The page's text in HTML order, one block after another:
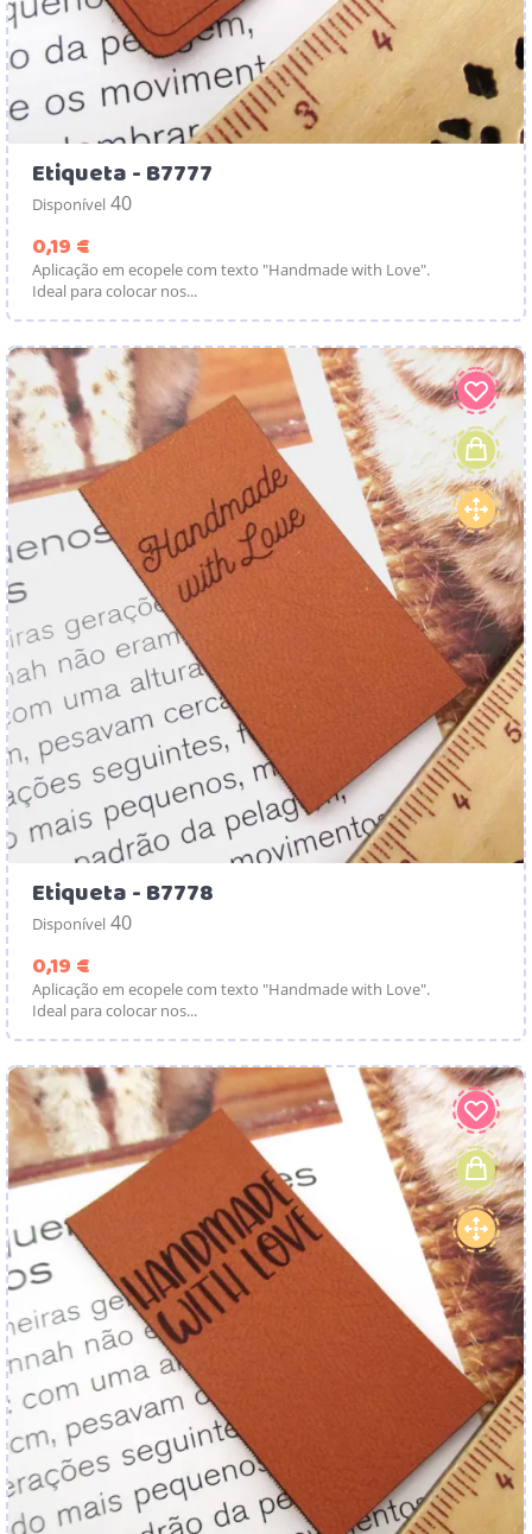
Etiqueta - B7777
Disponível 40
0,19 €
Aplicação em ecopele com texto "Handmade with Love".
Ideal para colocar nos...
Etiqueta - B7778
Disponível 40
0,19 €
Aplicação em ecopele com texto "Handmade with Love".
Ideal para colocar nos...